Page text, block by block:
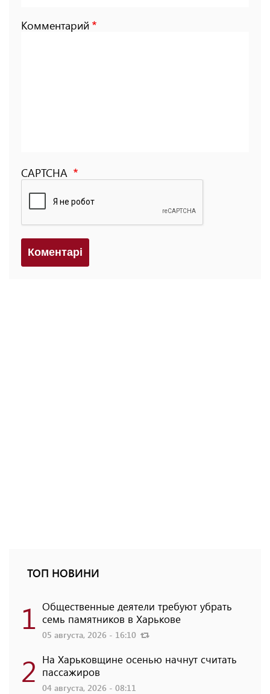
Комментарий
CAPTCHA
Коментарi
ТОП НОВИНИ
1 Общественные деятели требуют убрать
семь памятников в Харькове
05 августа, 2026 - 16:10
2 На Харьковщине осенью начнут считать
пассажиров
04 августа, 2026 - 08:11